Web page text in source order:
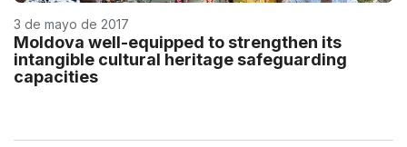
3 de mayo de 2017
Moldova well-equipped to strengthen its
intangible cultural heritage safeguarding
capacities